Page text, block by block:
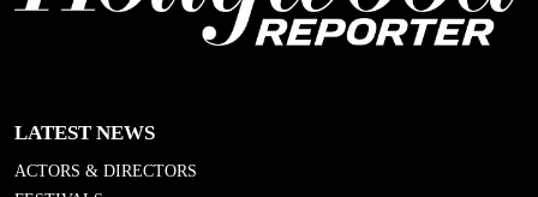
LATEST NEWS
ACTORS & DIRECTORS